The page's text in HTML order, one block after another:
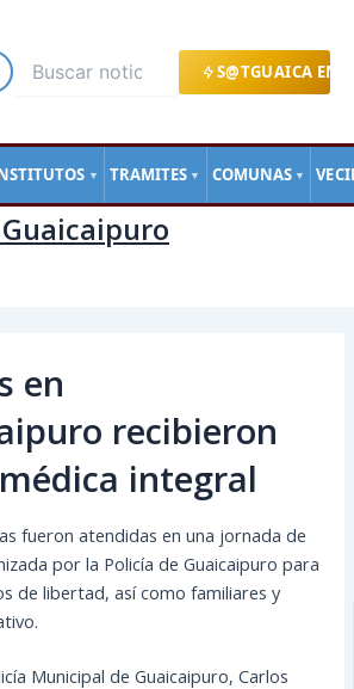
S@TGUAICA EN
▼ TRAMITES ▼ COMUNAS ▼
en
recibieron
integral
fueron atendidas en una jornada de
por la Policía de Guaicaipuro para
de libertad, así como familiares y
Municipal de Guaicaipuro, Carlos